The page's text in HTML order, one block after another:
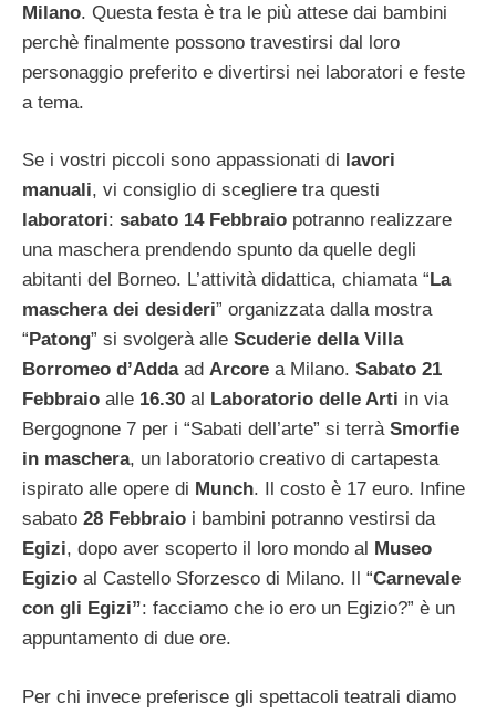
Milano. Questa festa è tra le più attese dai bambini
perchè finalmente possono travestirsi dal loro
personaggio preferito e divertirsi nei laboratori e feste
a tema.
Se i vostri piccoli sono appassionati di lavori
manuali, vi consiglio di scegliere tra questi
laboratori: sabato 14 Febbraio potranno realizzare
una maschera prendendo spunto da quelle degli
abitanti del Borneo. L’attività didattica, chiamata “ La
maschera dei desideri” organizzata dalla mostra
“ Patong” si svolgerà alle Scuderie della Villa
Borromeo d’Addaad Arcore a Milano. Sabato 21
Febbraio alle 16.30 al Laboratorio delle Arti in via
Bergognone 7 per i “Sabati dell’arte” si terrà Smorfie
in maschera, un laboratorio creativo di cartapesta
ispirato alle opere di Munch. Il costo è 17 euro. Infine
sabato 28 Febbraio i bambini potranno vestirsi da
Egizi, dopo aver scoperto il loro mondo al Museo
Egizio al Castello Sforzesco di Milano. Il “Carnevale
con gli Egizi”: facciamo che io ero un Egizio?” è un
appuntamento di due ore.
Per chi invece preferisce gli spettacoli teatrali diamo